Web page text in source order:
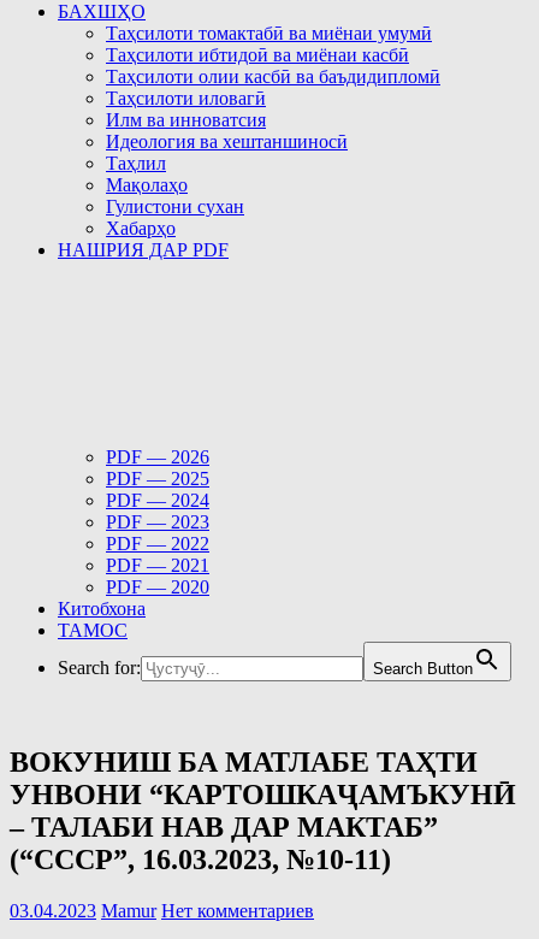
БАХШҲО
Таҳсилоти томактабӣ ва миёнаи умумӣ
Таҳсилоти ибтидоӣ ва миёнаи касбӣ
Таҳсилоти олии касбӣ ва баъдидипломӣ
Таҳсилоти иловагӣ
Илм ва инноватсия
Идеология ва хештаншиносӣ
Таҳлил
Мақолаҳо
Гулистони сухан
Хабарҳо
НАШРИЯ ДАР PDF
PDF — 2026
PDF — 2025
PDF — 2024
PDF — 2023
PDF — 2022
PDF — 2021
PDF — 2020
Китобхона
ТАМОС
Search for:
Search Button
ВОКУНИШ БА МАТЛАБЕ ТАҲТИ
УНВОНИ “КАРТОШКАҶАМЪКУНӢ
– ТАЛАБИ НАВ ДАР МАКТАБ”
(“СССР”, 16.03.2023, №10-11)
03.04.2023 Mamur Нет комментариев